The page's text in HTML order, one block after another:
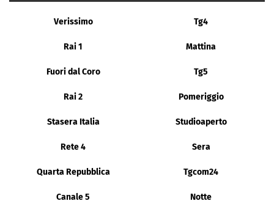
Verissimo Tg4
Rai 1 Mattina
Fuori dal Coro Tg5
Rai 2 Pomeriggio
Stasera Italia Studioaperto
Rete 4 Sera
Quarta Repubblica Tgcom24
Canale 5 Notte